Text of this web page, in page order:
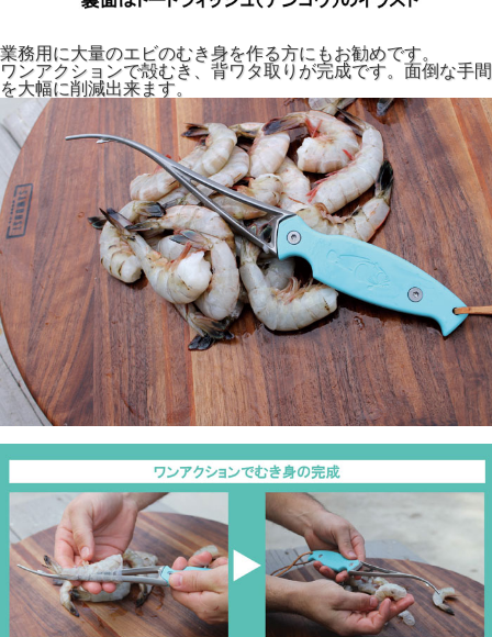
業務用に大量のエビのむき身を作る方にもお勧めです。
ワンアクションで殻むき、背ワタ取りが完成です。面倒な手間
を大幅に削減出来ます。